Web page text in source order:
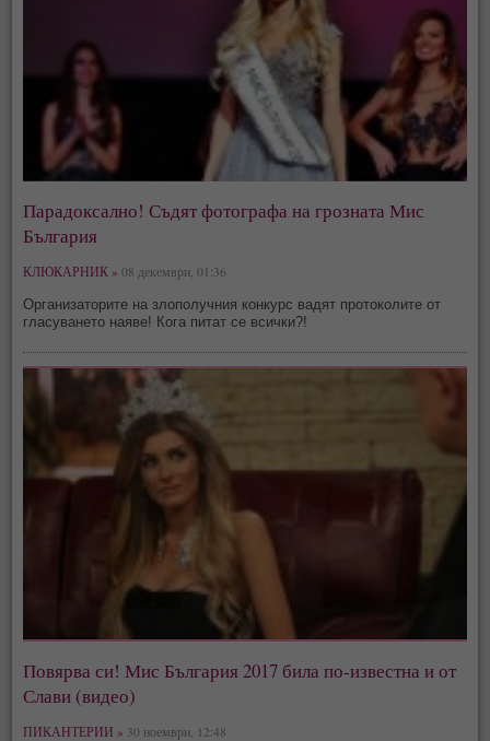
Парадоксално! Съдят фотографа на грозната Мис
България
КЛЮКАРНИК » 08 декември, 01:36
Организаторите на злополучния конкурс вадят протоколите от
гласуването наяве! Кога питат се всички?!
Повярва си! Мис България 2017 била по-известна и от
Слави (видео)
ПИКАНТЕРИИ » 30 ноември, 12:48